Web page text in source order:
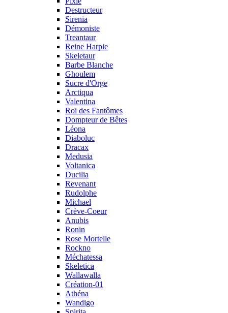
Destructeur
Sirenia
Démoniste
Treantaur
Reine Harpie
Skeletaur
Barbe Blanche
Ghoulem
Sucre d'Orge
Arctiqua
Valentina
Roi des Fantômes
Dompteur de Bêtes
Léona
Diaboluc
Dracax
Medusia
Voltanica
Ducilia
Revenant
Rudolphe
Michael
Crève-Coeur
Anubis
Ronin
Rose Mortelle
Rockno
Méchatessa
Skeletica
Wallawalla
Création-01
Athéna
Wandigo